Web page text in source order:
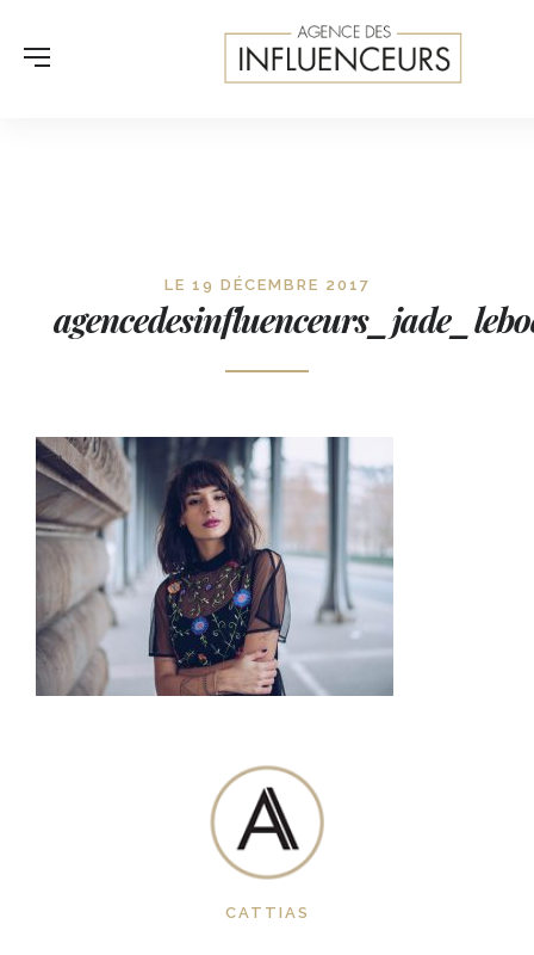
CATTIAS
LE 19 DÉCEMBRE 2017